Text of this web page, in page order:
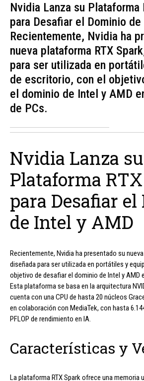
Nvidia Lanza su Plataforma
para Desafiar el Dominio
Recientemente, Nvidia ha
nueva plataforma RTX
para ser utilizada en
de escritorio, con el
el dominio de Intel y AMD
de PCs.
Nvidia Lanza su
Plataforma
para Desafiar
de Intel y AMD
Recientemente, Nvidia ha presentado su
diseñada para ser utilizada en portátiles y
objetivo de desafiar el dominio de Intel y AMD
Esta plataforma se basa en la arquitectura
cuenta con una CPU de hasta 20 núcleos
en colaboración con MediaTek, con hasta
PFLOP de rendimiento en IA.
Características y
La plataforma RTX Spark ofrece una memoria